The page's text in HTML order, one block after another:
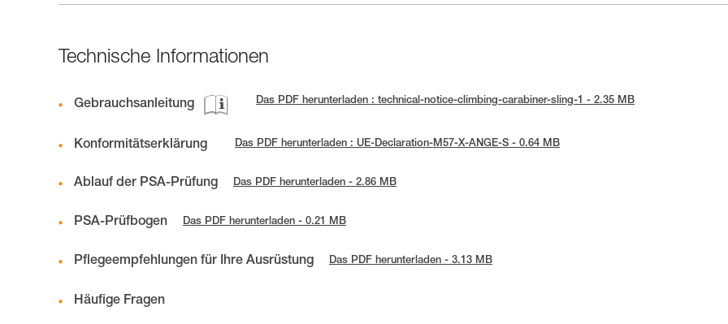
Technische Informationen
Gebrauchsanleitung Das PDF herunterladen : technical-notice-climbing-carabiner-sling-1 - 2.35 MB
Konformitätserklärung Das PDF herunterladen : UE-Declaration-M57-X-ANGE-S - 0.64 MB
Ablauf der PSA-Prüfung Das PDF herunterladen - 2.86 MB
PSA-Prüfbogen Das PDF herunterladen - 0.21 MB
Pflegeempfehlungen für Ihre Ausrüstung Das PDF herunterladen - 3.13 MB
Häufige Fragen